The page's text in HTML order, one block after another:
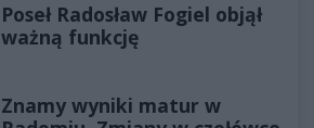
Poseł Radosław Fogiel objął
ważną funkcję
Znamy wyniki matur w